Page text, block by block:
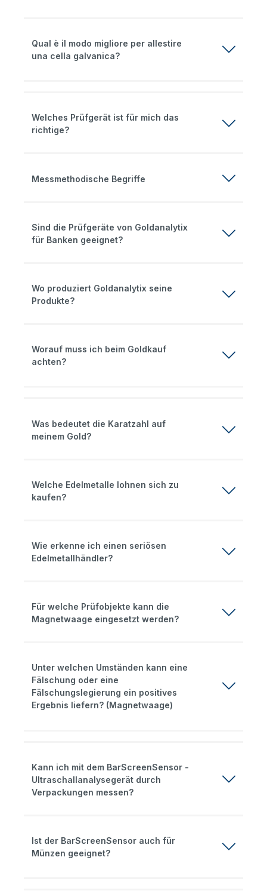
Qual è il modo migliore per allestire
una cella galvanica?
Welches Prüfgerät ist für mich das
richtige?
Messmethodische Begriffe
Sind die Prüfgeräte von Goldanalytix
für Banken geeignet?
Wo produziert Goldanalytix seine
Produkte?
Worauf muss ich beim Goldkauf
achten?
Was bedeutet die Karatzahl auf
meinem Gold?
Welche Edelmetalle lohnen sich zu
kaufen?
Wie erkenne ich einen seriösen
Edelmetallhändler?
Für welche Prüfobjekte kann die
Magnetwaage eingesetzt werden?
Unter welchen Umständen kann eine
Fälschung oder eine
Fälschungslegierung ein positives
Ergebnis liefern? (Magnetwaage)
Kann ich mit dem BarScreenSensor -
Ultraschallanalysegerät durch
Verpackungen messen?
Ist der BarScreenSensor auch für
Münzen geeignet?